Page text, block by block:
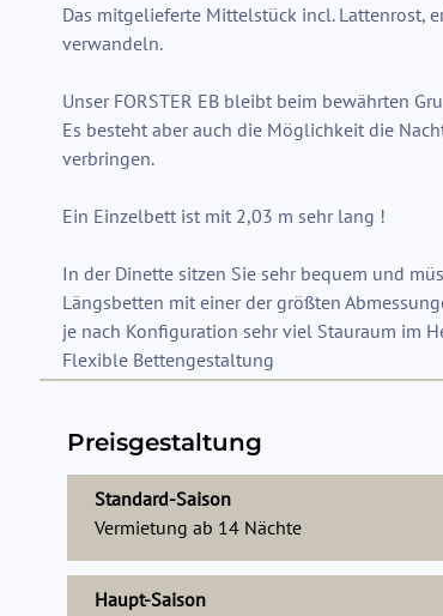
Das mitgelieferte Mittelstück incl. Lattenrost,
verwandeln.
Unser FORSTER EB bleibt beim bewährten
Es besteht aber auch die Möglichkeit die
verbringen.
Ein Einzelbett ist mit 2,03 m sehr lang !
In der Dinette sitzen Sie sehr bequem und
Längsbetten mit einer der größten
je nach Konfiguration sehr viel Stauraum im
Preisgestaltung
Standard-Saison
Vermietung ab 14 Nächte
Haupt-Saison